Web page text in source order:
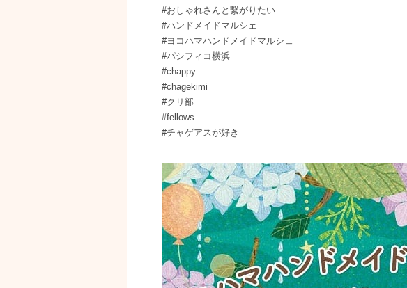
#おしゃれさんと繋がりたい
#ハンドメイドマルシェ
#ヨコハマハンドメイドマルシェ
#パシフィコ横浜
#chappy
#chagekimi
#クリ部
#fellows
#チャゲアスが好き